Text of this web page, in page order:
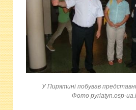
У Пирятині побував
Фото pyriatyn.osp-